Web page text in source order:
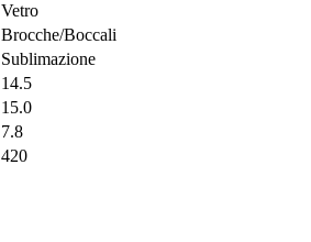
Vetro
Brocche/Boccali
Sublimazione
14.5
15.0
7.8
420